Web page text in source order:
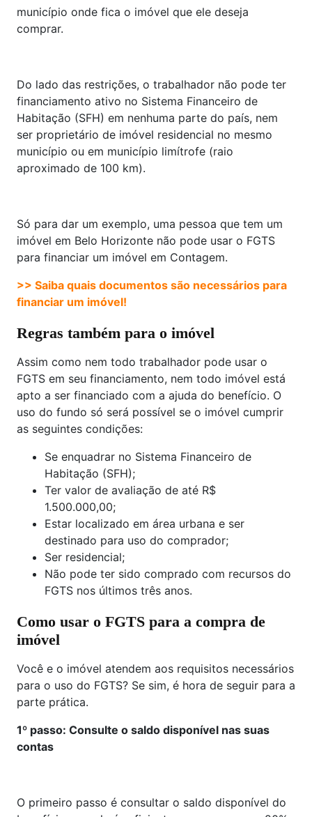
município onde fica o imóvel que ele deseja
comprar.
Do lado das restrições, o trabalhador não pode ter
financiamento ativo no Sistema Financeiro de
Habitação (SFH) em nenhuma parte do país, nem
ser proprietário de imóvel residencial no mesmo
município ou em município limítrofe (raio
aproximado de 100 km).
Só para dar um exemplo, uma pessoa que tem um
imóvel em Belo Horizonte não pode usar o FGTS
para financiar um imóvel em Contagem.
>> Saiba quais documentos são necessários para
financiar um imóvel!
Regras também para o imóvel
Assim como nem todo trabalhador pode usar o
FGTS em seu financiamento, nem todo imóvel está
apto a ser financiado com a ajuda do benefício. O
uso do fundo só será possível se o imóvel cumprir
as seguintes condições:
Se enquadrar no Sistema Financeiro de
Habitação (SFH);
Ter valor de avaliação de até R$
1.500.000,00;
Estar localizado em área urbana e ser
destinado para uso do comprador;
Ser residencial;
Não pode ter sido comprado com recursos do
FGTS nos últimos três anos.
Como usar o FGTS para a compra de
imóvel
Você e o imóvel atendem aos requisitos necessários
para o uso do FGTS? Se sim, é hora de seguir para a
parte prática.
1º passo: Consulte o saldo disponível nas suas
contas
O primeiro passo é consultar o saldo disponível do